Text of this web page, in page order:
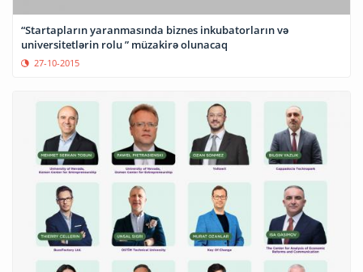
“Startapların yaranmasında biznes inkubatorların və
universitetlərin rolu ” müzakirə olunacaq
27-10-2015